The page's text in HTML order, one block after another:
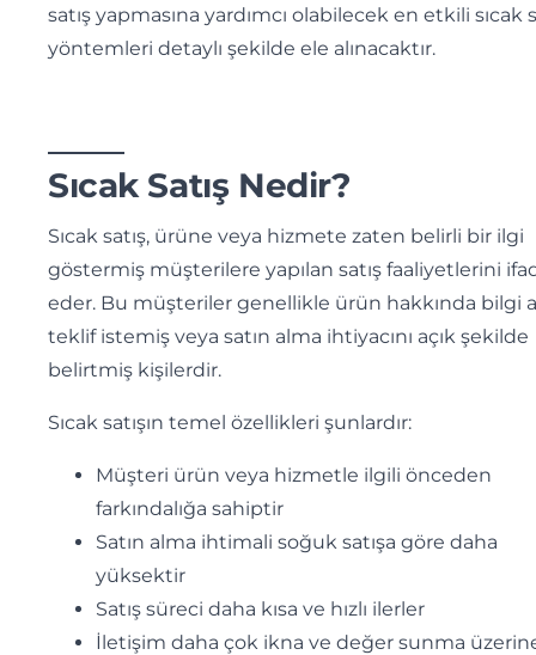
satış yapmasına yardımcı olabilecek en etkili sıcak
yöntemleri detaylı şekilde ele alınacaktır.
Sıcak Satış Nedir?
Sıcak satış, ürüne veya hizmete zaten belirli bir ilgi
göstermiş müşterilere yapılan satış faaliyetlerini
eder. Bu müşteriler genellikle ürün hakkında bilgi
teklif istemiş veya satın alma ihtiyacını açık şekilde
belirtmiş kişilerdir.
Sıcak satışın temel özellikleri şunlardır:
Müşteri ürün veya hizmetle ilgili önceden
farkındalığa sahiptir
Satın alma ihtimali soğuk satışa göre daha
yüksektir
Satış süreci daha kısa ve hızlı ilerler
İletişim daha çok ikna ve değer sunma